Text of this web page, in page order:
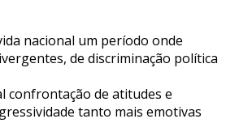
nacional um período onde
de discriminação política
confrontação de atitudes e
tanto mais emotivas